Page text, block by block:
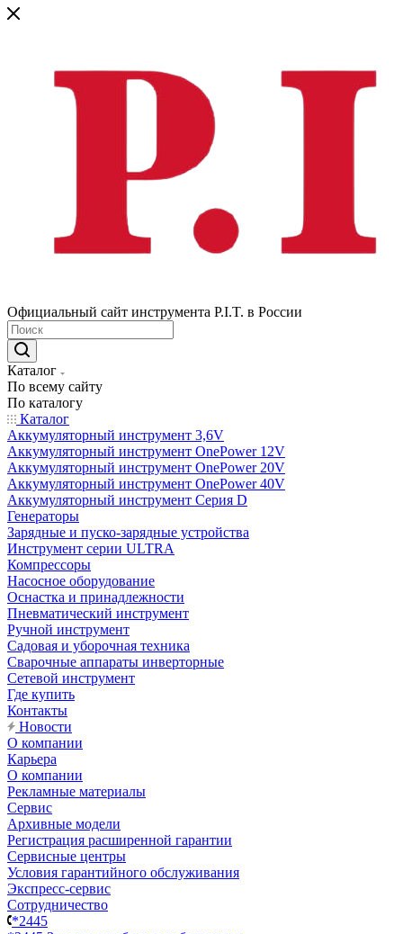
Официальный сайт инструмента P.I.T. в России
Каталог
По всему сайту
По каталогу
Каталог
Аккумуляторный инструмент 3,6V
Аккумуляторный инструмент OnePower 12V
Аккумуляторный инструмент OnePower 20V
Аккумуляторный инструмент OnePower 40V
Аккумуляторный инструмент Серия D
Генераторы
Зарядные и пуско-зарядные устройства
Инструмент серии ULTRA
Компрессоры
Насосное оборудование
Оснастка и принадлежности
Пневматический инструмент
Ручной инструмент
Садовая и уборочная техника
Сварочные аппараты инверторные
Сетевой инструмент
Где купить
Контакты
Новости
О компании
Карьера
О компании
Рекламные материалы
Сервис
Архивные модели
Регистрация расширенной гарантии
Сервисные центры
Условия гарантийного обслуживания
Экспресс-сервис
Сотрудничество
*2445